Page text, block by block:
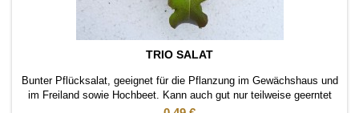
TRIO SALAT
Bunter Pflücksalat, geeignet für die Pflanzung im Gewächshaus und
im Freiland sowie Hochbeet. Kann auch gut nur teilweise geerntet
werden. Drei verschiedene Blattsalat Sorten in einem Erdballen.